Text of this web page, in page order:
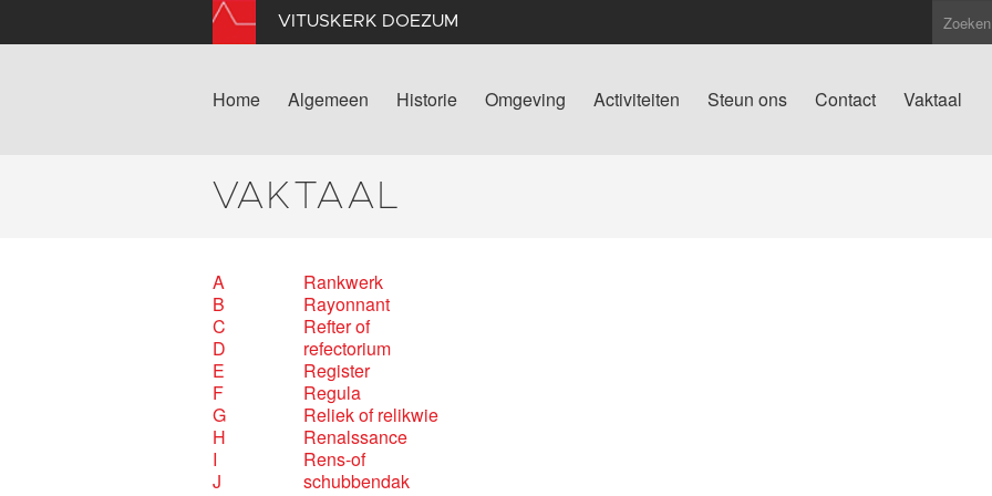
VITUSKERK DOEZUM
Home Algemeen Historie Omgeving Activiteiten Steun ons Contact Vaktaal
VAKTAAL
A
B
C
D
E
F
G
H
I
J
Rankwerk
Rayonnant
Refter of
refectorium
Register
Regula
Reliek of relikwie
Renalssance
Rens-of
schubbendak